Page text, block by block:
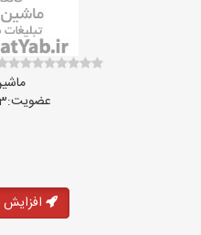
عضویت:1403/08/13